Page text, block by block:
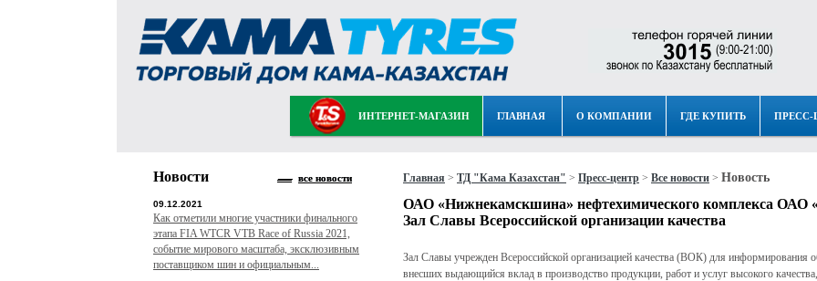
ИНТЕРНЕТ-МАГАЗИН ГЛАВНАЯ О КОМПАНИИ ГДЕ КУПИТЬ ПРЕСС-
Главная > ТД "Кама Казахстан" > Пресс-центр > Все новости > Новость
ОАО «Нижнекамскшина» нефтехимического комплекса ОАО
Зал Славы Всероссийской организации качества
Зал Славы учрежден Всероссийской организацией качества (ВОК) для информирования
внесших выдающийся вклад в производство продукции, работ и услуг высокого
Новости все новости
09.12.2021
Как отметили многие участники финального
этапа FIA WTCR VTB Race of Russia 2021,
событие мирового масштаба, эксклюзивным
поставщиком шин и официальным...